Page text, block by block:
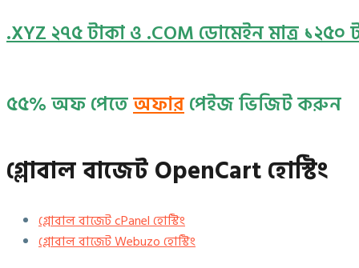
.XYZ ২৭৫ টাকা ও .COM ডোমেইন মাত্র ১২৫০
৫৫% অফ পেতেঅফারপেইজ ভিজিট করুন
গ্লোবাল বাজেট OpenCart হোস্টিং
গ্লোবাল বাজেট cPanel হোস্টিং
গ্লোবাল বাজেট Webuzo হোস্টিং